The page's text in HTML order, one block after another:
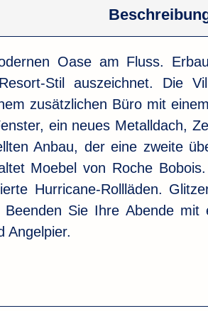
Oase am Fluss.
Stil auszeichnet. Die
zusätzlichen Büro mit
ein neues Metalldach,
Anbau, der eine zweite
Moebel von Roche
Hurricane-Rollläden.
Sie Ihre Abende
Angelpier.